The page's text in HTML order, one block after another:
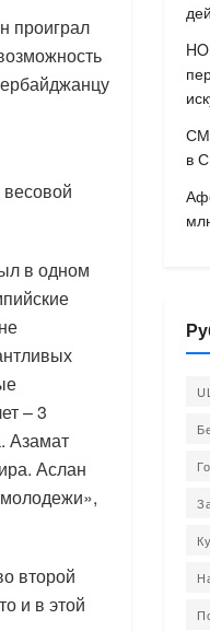
проиграл
в одном
– 3
Азамат
Аслан
второй
и в этой
в